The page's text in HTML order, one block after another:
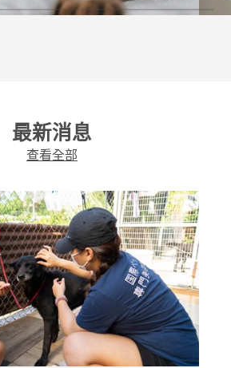
最新消息
查看全部